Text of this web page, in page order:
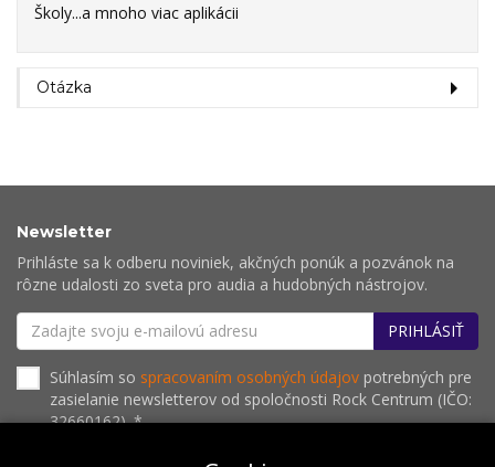
Školy...a mnoho viac aplikácii
Otázka
Newsletter
Prihláste sa k odberu noviniek, akčných ponúk a pozvánok na
rôzne udalosti zo sveta pro audia a hudobných nástrojov.
PRIHLÁSIŤ
Súhlasím so spracovaním osobných údajov potrebných pre
zasielanie newsletterov od spoločnosti Rock Centrum (IČO:
32660162). *